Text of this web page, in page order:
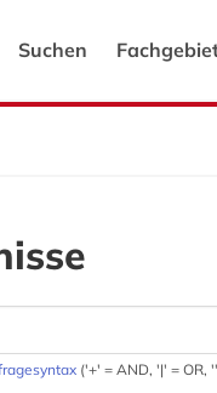
Suchen
('+' = AND, '|' = OR,